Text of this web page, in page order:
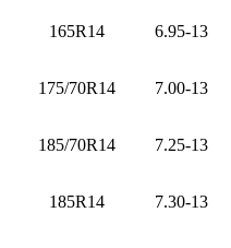
165R14 6.95-13
175/70R14 7.00-13
185/70R14 7.25-13
185R14 7.30-13